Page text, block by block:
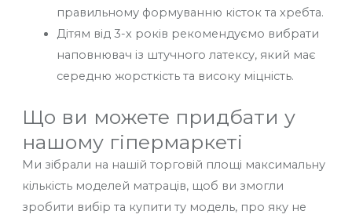
правильному формуванню кісток та хребта.
Дітям від 3-х років рекомендуємо вибрати
наповнювач із штучного латексу, який має
середню жорсткість та високу міцність.
Що ви можете придбати у
нашому гіпермаркеті
Ми зібрали на нашій торговій площі максимальну
кількість моделей матраців, щоб ви змогли
зробити вибір та купити ту модель, про яку не